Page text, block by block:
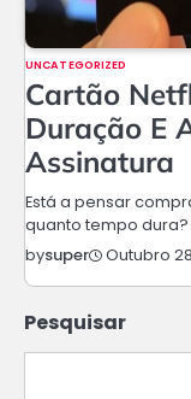
UNCATEGORIZED
Cartão
Duração E
Assinatura
Está a pensar
quanto tempo
bysuper Outubro
Pesquisar